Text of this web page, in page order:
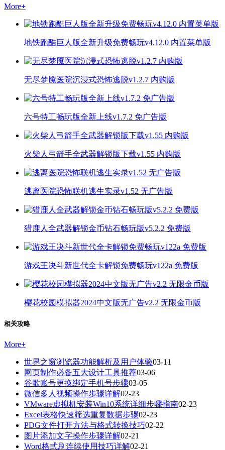
More+
地铁跑酷巨人版全新升级免费畅玩v4.12.0 内置菜单版
无尽梦魇医院沉浸式恐怖逃脱v1.2.7 内购版
六号特工畅玩版全新上线v1.7.2 免广告版
火柴人弓箭手全武器解锁版下载v1.55 内购版
逃离医院恐怖联机逃生实录v1.52 无广告版
猎鹿人全武器解锁金币钻石畅玩版v5.2.2 免费版
游戏王决斗新世代全卡解锁免费畅玩v122a 免费版
樱花校园模拟器2024中文版无广告v2.2 无限金币版
相关攻略
More+
世界之窗浏览器功能解析及用户体验03-11
网页制作必备五大设计工具推荐03-06
谷歌账号更换绑定手机号步骤03-05
微信多人视频操作步骤详解02-23
VMware虚拟机安装Win10系统详细步骤指南02-23
Excel表格快速筛选重复数据步骤02-23
PDG文件打开方法与格式转换技巧02-22
图片添加文字操作步骤详解02-21
Word格式刷连续使用技巧详解02-21